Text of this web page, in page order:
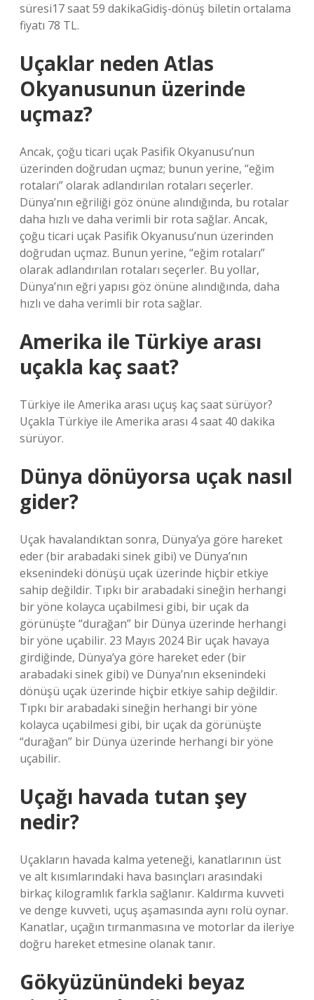
süresi17 saat 59 dakikaGidiş-dönüş biletin ortalama
fiyatı 78 TL.
Uçaklar neden Atlas
Okyanusunun üzerinde
uçmaz?
Ancak, çoğu ticari uçak Pasifik Okyanusu’nun
üzerinden doğrudan uçmaz; bunun yerine, “eğim
rotaları” olarak adlandırılan rotaları seçerler.
Dünya’nın eğriliği göz önüne alındığında, bu rotalar
daha hızlı ve daha verimli bir rota sağlar. Ancak,
çoğu ticari uçak Pasifik Okyanusu’nun üzerinden
doğrudan uçmaz. Bunun yerine, “eğim rotaları”
olarak adlandırılan rotaları seçerler. Bu yollar,
Dünya’nın eğri yapısı göz önüne alındığında, daha
hızlı ve daha verimli bir rota sağlar.
Amerika ile Türkiye arası
uçakla kaç saat?
Türkiye ile Amerika arası uçuş kaç saat sürüyor?
Uçakla Türkiye ile Amerika arası 4 saat 40 dakika
sürüyor.
Dünya dönüyorsa uçak nasıl
gider?
Uçak havalandıktan sonra, Dünya’ya göre hareket
eder (bir arabadaki sinek gibi) ve Dünya’nın
eksenindeki dönüşü uçak üzerinde hiçbir etkiye
sahip değildir. Tıpkı bir arabadaki sineğin herhangi
bir yöne kolayca uçabilmesi gibi, bir uçak da
görünüşte “durağan” bir Dünya üzerinde herhangi
bir yöne uçabilir. 23 Mayıs 2024 Bir uçak havaya
girdiğinde, Dünya’ya göre hareket eder (bir
arabadaki sinek gibi) ve Dünya’nın eksenindeki
dönüşü uçak üzerinde hiçbir etkiye sahip değildir.
Tıpkı bir arabadaki sineğin herhangi bir yöne
kolayca uçabilmesi gibi, bir uçak da görünüşte
“durağan” bir Dünya üzerinde herhangi bir yöne
uçabilir.
Uçağı havada tutan şey
nedir?
Uçakların havada kalma yeteneği, kanatlarının üst
ve alt kısımlarındaki hava basınçları arasındaki
birkaç kilogramlık farkla sağlanır. Kaldırma kuvveti
ve denge kuvveti, uçuş aşamasında aynı rolü oynar.
Kanatlar, uçağın tırmanmasına ve motorlar da ileriye
doğru hareket etmesine olanak tanır.
Gökyüzünündeki beyaz